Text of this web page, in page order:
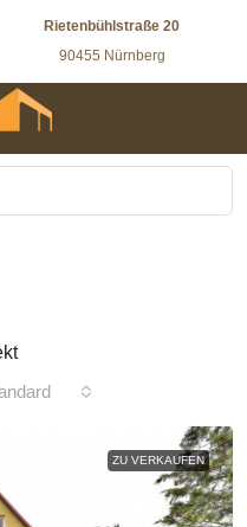
Rietenbühlstraße 20
90455 Nürnberg
ZU VERKAUFEN